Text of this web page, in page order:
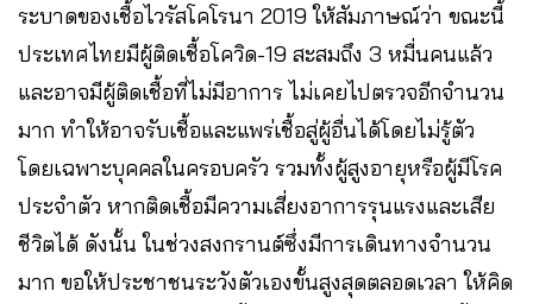
ระบาดของเชื้อไวรัสโคโรนา 2019 ให้สัมภาษณ์ว่า ขณะนี้
ประเทศไทยมีผู้ติดเชื้อโควิด-19 สะสมถึง 3 หมื่นคนแล้ว
และอาจมีผู้ติดเชื้อที่ไม่มีอาการ ไม่เคยไปตรวจอีกจำนวน
มาก ทำให้อาจรับเชื้อและแพร่เชื้อสู่ผู้อื่นได้โดยไม่รู้ตัว
โดยเฉพาะบุคคลในครอบครัว รวมทั้งผู้สูงอายุหรือผู้มีโรค
ประจำตัว หากติดเชื้อมีความเสี่ยงอาการรุนแรงและเสีย
ชีวิตได้ ดังนั้น ในช่วงสงกรานต์ซึ่งมีการเดินทางจำนวน
มาก ขอให้ประชาชนระวังตัวเองขั้นสูงสุดตลอดเวลา ให้คิด